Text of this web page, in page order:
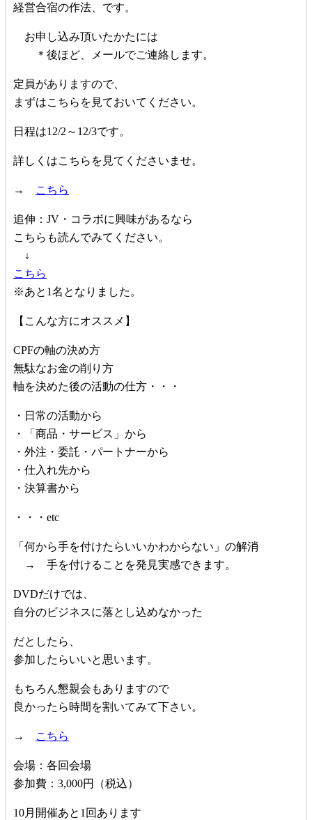
経営合宿の作法、です。
お申し込み頂いたかたには
＊後ほど、メールでご連絡します。
定員がありますので、
まずはこちらを見ておいてください。
日程は12/2～12/3です。
詳しくはこちらを見てくださいませ。
→ こちら
追伸：JV・コラボに興味があるなら
こちらも読んでみてください。
↓
こちら
※あと1名となりました。
【こんな方にオススメ】
CPFの軸の決め方
無駄なお金の削り方
軸を決めた後の活動の仕方・・・
・日常の活動から
・「商品・サービス」から
・外注・委託・パートナーから
・仕入れ先から
・決算書から
・・・etc
「何から手を付けたらいいかわからない」の解消
→ 手を付けることを発見実感できます。
DVDだけでは、
自分のビジネスに落とし込めなかった
だとしたら、
参加したらいいと思います。
もちろん懇親会もありますので
良かったら時間を割いてみて下さい。
→ こちら
会場：各回会場
参加費：3,000円（税込）
10月開催あと1回あります